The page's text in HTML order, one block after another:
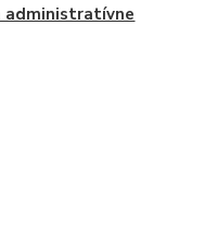
administratívne